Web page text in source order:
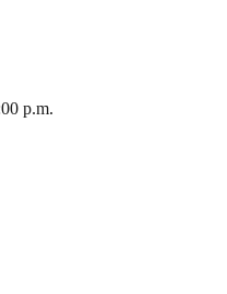
p.m.